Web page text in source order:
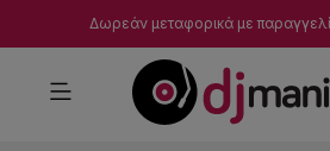
Δωρεάν μεταφορικά με